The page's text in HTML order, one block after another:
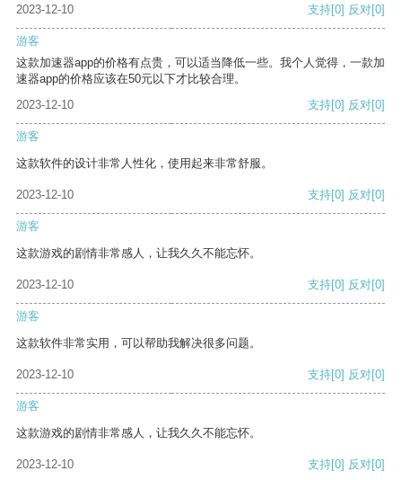
2023-12-10 支持[0] 反对[0]
游客
这款加速器app的价格有点贵，可以适当降低一些。我个人觉得，一款加
速器app的价格应该在50元以下才比较合理。
2023-12-10
支持[0] 反对[0]
游客
这款软件的设计非常人性化，使用起来非常舒服。
2023-12-10 支持[0] 反对[0]
游客
这款游戏的剧情非常感人，让我久久不能忘怀。
2023-12-10 支持[0] 反对[0]
游客
这款软件非常实用，可以帮助我解决很多问题。
2023-12-10 支持[0] 反对[0]
游客
这款游戏的剧情非常感人，让我久久不能忘怀。
2023-12-10 支持[0] 反对[0]